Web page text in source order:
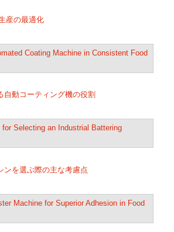
産の最適化
自動コーティング機の役割
ンを選ぶ際の主な考慮点